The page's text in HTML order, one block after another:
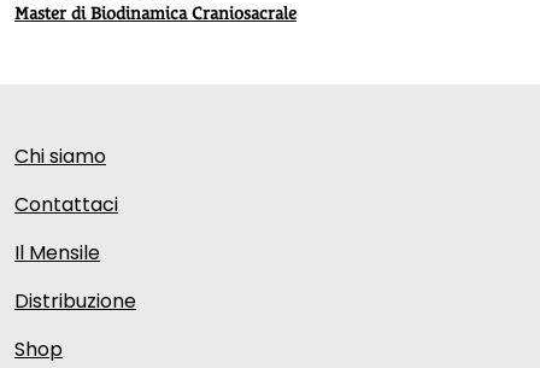
Master di Biodinamica Craniosacrale
Chi siamo
Contattaci
Il Mensile
Distribuzione
Shop